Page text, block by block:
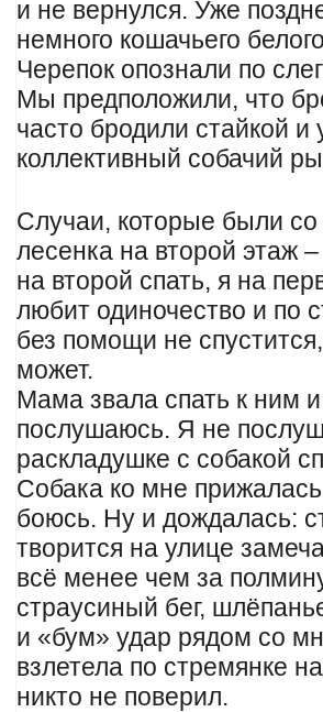
и не вернулся. Уже
немного кошачьего
Черепок опознали по
Мы предположили, что
часто бродили стайкой
коллективный собачий
Случаи, которые были
лесенка на второй этаж
на второй спать, я на
любит одиночество и по
без помощи не
может.
Мама звала спать к ним
послушаюсь. Я не
раскладушке с собакой
Собака ко мне
боюсь. Ну и дождалась:
творится на улице
всё менее чем за
страусиный бег,
и «бум» удар рядом со
взлетела по стремянке
никто не поверил.